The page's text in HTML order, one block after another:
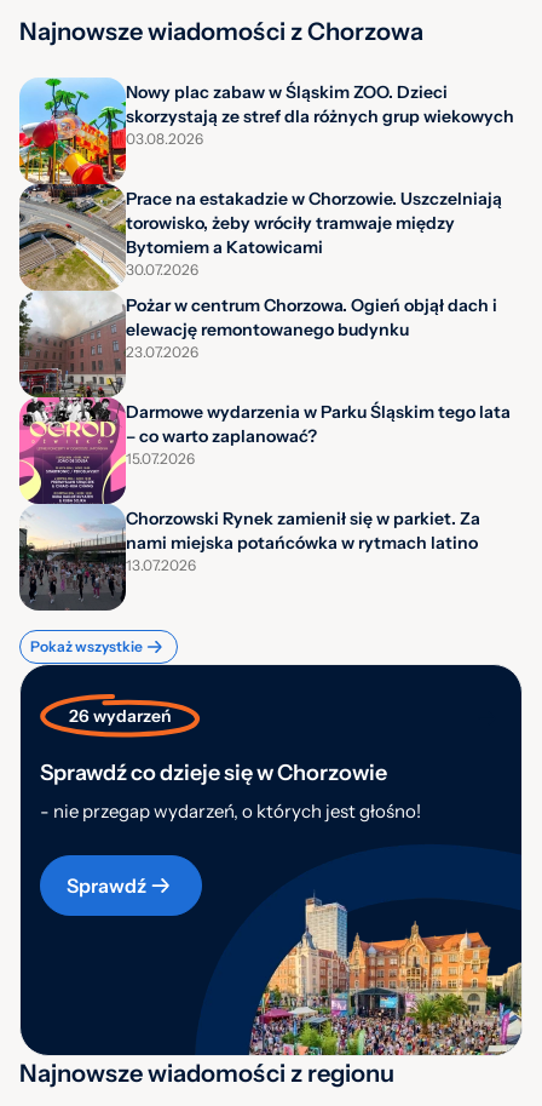
Najnowsze wiadomości z Chorzowa
Nowy plac zabaw w Śląskim ZOO. Dzieci
skorzystają ze stref dla różnych grup wiekowych
03.08.2026
Prace na estakadzie w Chorzowie. Uszczelniają
torowisko, żeby wróciły tramwaje między
Bytomiem a Katowicami
30.07.2026
Pożar w centrum Chorzowa. Ogień objął dach i
elewację remontowanego budynku
23.07.2026
Darmowe wydarzenia w Parku Śląskim tego lata
– co warto zaplanować?
15.07.2026
Chorzowski Rynek zamienił się w parkiet. Za
nami miejska potańcówka w rytmach latino
13.07.2026
Pokaż wszystkie
26 wydarzeń
Sprawdź co dzieje się w Chorzowie
- nie przegap wydarzeń, o których jest głośno!
Sprawdź
Najnowsze wiadomości z regionu